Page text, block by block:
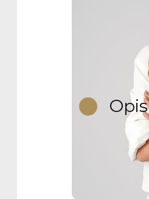
Opis
Dom z
Na sprzedaż